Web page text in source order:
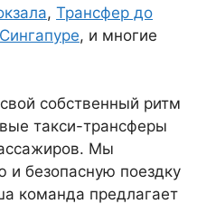
, Трансфер до
, и многие
собственный ритм
такси-трансферы
Мы
и безопасную поездку
команда предлагает